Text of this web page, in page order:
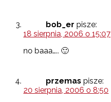
bob_er pisze:
18 sierpnia, 2006 o 15:07
no baaa….. 🙂
przemas pisze:
20 sierpnia, 2006 o 8:50